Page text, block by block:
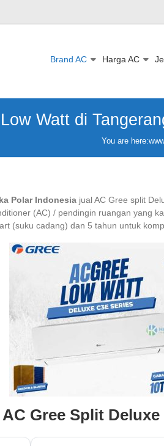
Brand AC Harga AC
Watt di
You are here:
Polar Indonesia jual AC Gree split
(AC) / pendingin ruangan yang
(suku cadang) dan 5 tahun untuk
Gree Split